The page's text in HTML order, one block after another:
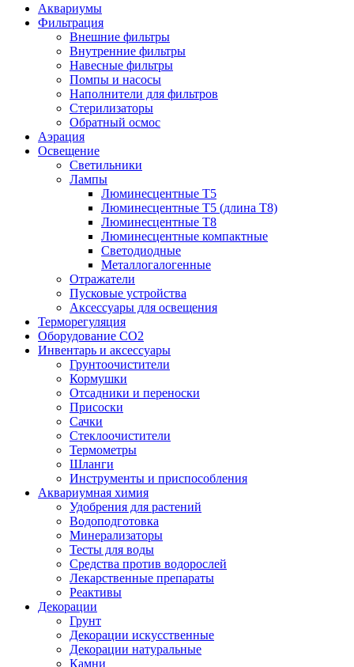
Аквариумы
Фильтрация
Внешние фильтры
Внутренние фильтры
Навесные фильтры
Помпы и насосы
Наполнители для фильтров
Стерилизаторы
Обратный осмос
Аэрация
Освещение
Светильники
Лампы
Люминесцентные T5
Люминесцентные T5 (длина T8)
Люминесцентные T8
Люминесцентные компактные
Светодиодные
Металлогалогенные
Отражатели
Пусковые устройства
Аксессуары для освещения
Терморегуляция
Оборудование CO2
Инвентарь и аксессуары
Грунтоочистители
Кормушки
Отсадники и переноски
Присоски
Сачки
Стеклоочистители
Термометры
Шланги
Инструменты и приспособления
Аквариумная химия
Удобрения для растений
Водоподготовка
Минерализаторы
Тесты для воды
Средства против водорослей
Лекарственные препараты
Реактивы
Декорации
Грунт
Декорации искусственные
Декорации натуральные
Камни